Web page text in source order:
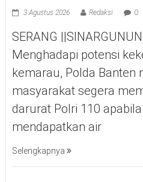
3 Agustus 2026 Redaksi 0
SERANG
Menghadapi potensi
kemarau, Polda Banten
masyarakat segera
darurat Polri 110
mendapatkan air
Selengkapnya